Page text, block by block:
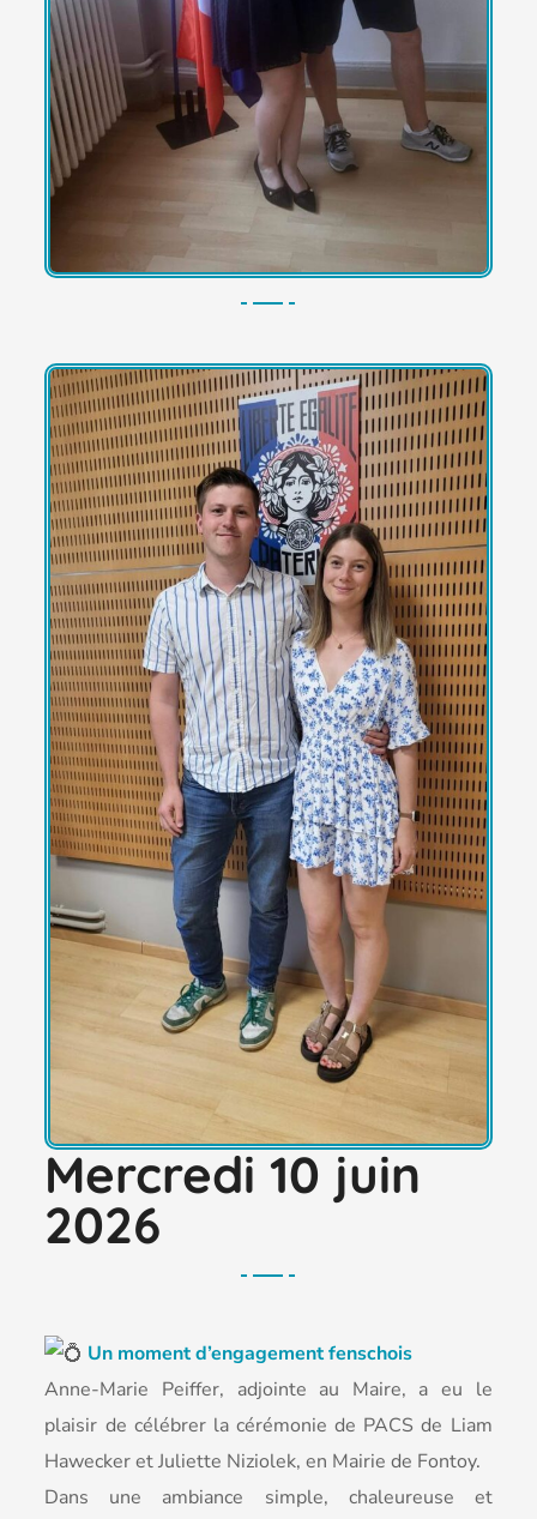
Mercredi 10 juin
2026
Un moment d’engagement fenschois
Anne-Marie Peiffer, adjointe au Maire, a eu le
plaisir de célébrer la cérémonie de PACS de Liam
Hawecker et Juliette Niziolek, en Mairie de Fontoy.
Dans une ambiance simple, chaleureuse et